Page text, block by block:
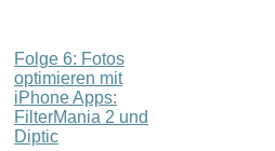
Folge 6: Fotos
optimieren mit
iPhone Apps:
FilterMania 2 und
Diptic